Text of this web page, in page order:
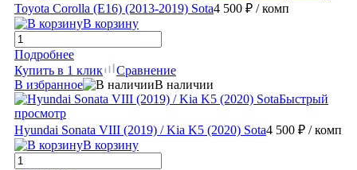
Toyota Corolla (E16) (2013-2019) Sota4 500 ₽ / комп
В корзину
Подробнее
Купить в 1 клик
Сравнение
В избранное
В наличии
Быстрый
просмотр
Hyundai Sonata VIII (2019) / Kia K5 (2020) Sota4 500 ₽ / комп
В корзину